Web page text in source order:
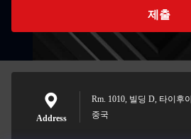
제출
Address
Rm. 1010, 빌딩 D, 타이후
중국